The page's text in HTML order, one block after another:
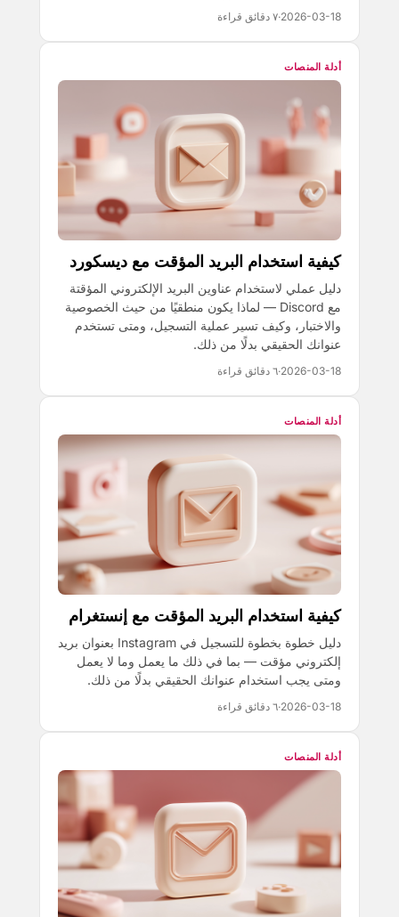
2026-03-18
·٧ دقائق قراءة
أدلة المنصات
كيفية استخدام البريد المؤقت مع ديسكورد
دليل عملي لاستخدام عناوين البريد الإلكتروني المؤقتة
مع Discord — لماذا يكون منطقيًا من حيث الخصوصية
والاختبار، وكيف تسير عملية التسجيل، ومتى تستخدم
عنوانك الحقيقي بدلًا من ذلك.
2026-03-18
·٦ دقائق قراءة
أدلة المنصات
كيفية استخدام البريد المؤقت مع إنستغرام
دليل خطوة بخطوة للتسجيل في Instagram بعنوان بريد
إلكتروني مؤقت — بما في ذلك ما يعمل وما لا يعمل
ومتى يجب استخدام عنوانك الحقيقي بدلًا من ذلك.
2026-03-18
·٦ دقائق قراءة
أدلة المنصات